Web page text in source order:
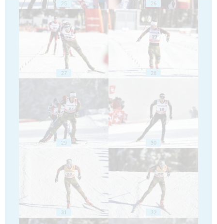
25 26
27 28
29 30
31 32